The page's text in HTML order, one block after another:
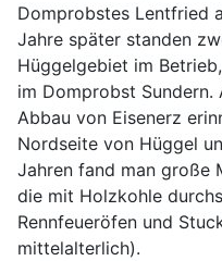
Domprobstes Lentfried
Jahre später standen
Hüggelgebiet im
im Domprobst
Abbau von Eisenerz
Nordseite von Hüggel
Jahren fand man große
die mit Holzkohle
Rennfeueröfen und
mittelalterlich).